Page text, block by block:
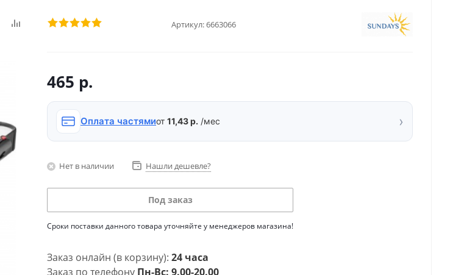
Артикул:6663066
465 р.
Оплата частямиот 11,43 р. /мес ›
Нет в наличии Нашли дешевле?
Под заказ
Сроки поставки данного товара уточняйте у менеджеров магазина!
Заказ онлайн (в корзину): 24 часа
Заказ по телефону Пн-Вс: 9.00-20.00